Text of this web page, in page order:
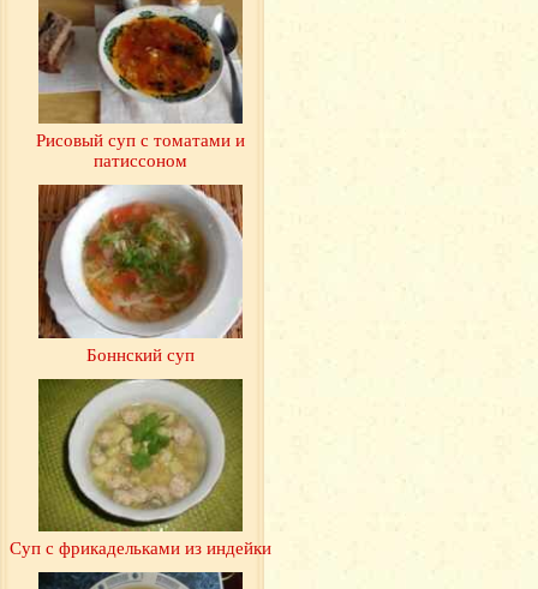
Рисовый суп с томатами и
патиссоном
Боннский суп
Суп с фрикадельками из индейки